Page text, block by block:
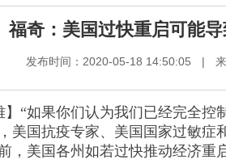
福奇：美国过快重启可能
发布时间：2020-05-18 14:50:05 |
】“如果你们认为我们已经完全
美国抗疫专家、美国国家过敏症
，美国各州如若过快推动经济重